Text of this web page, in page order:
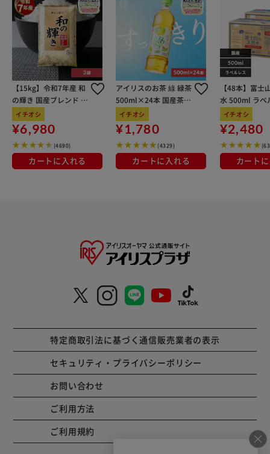
【15kg】令和7年産 和
の輝き 国産ブレンド 5
kg×3袋
イチオシ
¥6,980
(4690)
カートに入れる
アイリスのお茶 綠 緑茶
500ml×24本 国産茶葉
100％使用
イチオシ
¥1,780
(4329)
カートに入れる
【48本】富士
水 500ml ラベ
イチオシ
¥2,480
カート
特定商取引法に基づく通信販売業者の表示
セキュリティ・プライバシーポリシー
お問い合わせ
ご利用方法
ご利用規約